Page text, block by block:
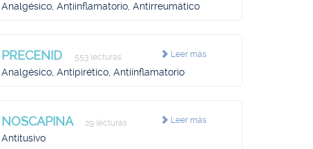
Analgésico, Antiinflamatorio, Antirreumático
Leer más
PRECENID 553 lecturas
Analgésico, Antipirético, Antiinflamatorio
Leer más
NOSCAPINA 29 lecturas
Antitusivo